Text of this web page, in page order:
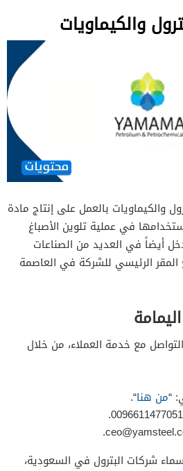
والكيماويات
والكيماويات بالعمل على إنتاج مادة
في عملية تلوين الأصباغ
أيضاً في العديد من الصناعات
المقر الرئيسي للشركة في العاصمة
مع خدمة العملاء، من خلال
“من هنا“.
.
شركات البترول في السعودية،